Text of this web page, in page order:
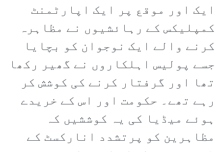
ایک اور موقع پر ایک اپارٹمنٹ
کمپلیکس کے رہائشیوں نے مظاہرہ
کرنے والے ایک نوجوان کو بچایا
جسے پولیس اہلکاروں نے گھیر رکھا
تھا اور گرفتار کرنے کی کوشش کر
رہے تھے۔ حکومت اور اس کے خریدے
ہوئے میڈیا کی یہ کوششیں کہ
مظاہرین کو پرتشدد انارکسٹ کے